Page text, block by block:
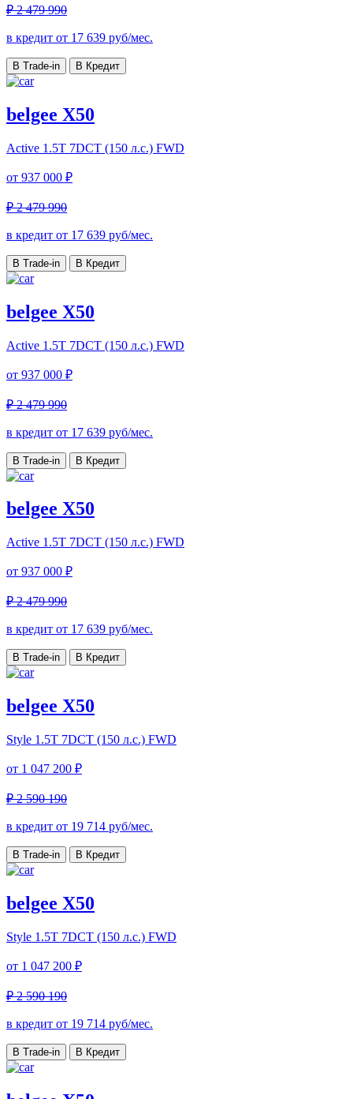
₽ 2 479 990
в кредит от 17 639 руб/мес.
В Trade-in В Кредит
belgee X50
Active 1.5T 7DCT (150 л.с.) FWD
от 937 000 ₽
₽ 2 479 990
в кредит от 17 639 руб/мес.
В Trade-in В Кредит
belgee X50
Active 1.5T 7DCT (150 л.с.) FWD
от 937 000 ₽
₽ 2 479 990
в кредит от 17 639 руб/мес.
В Trade-in В Кредит
belgee X50
Active 1.5T 7DCT (150 л.с.) FWD
от 937 000 ₽
₽ 2 479 990
в кредит от 17 639 руб/мес.
В Trade-in В Кредит
belgee X50
Style 1.5T 7DCT (150 л.с.) FWD
от 1 047 200 ₽
₽ 2 590 190
в кредит от 19 714 руб/мес.
В Trade-in В Кредит
belgee X50
Style 1.5T 7DCT (150 л.с.) FWD
от 1 047 200 ₽
₽ 2 590 190
в кредит от 19 714 руб/мес.
В Trade-in В Кредит